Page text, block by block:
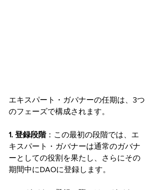
エキスパート・ガバナーの任期は、3つ
のフェーズで構成されます。
1. 登録段階：この最初の段階では、エ
キスパート・ガバナーは通常のガバナ
ーとしての役割を果たし、さらにその
期間中にDAOに登録します。